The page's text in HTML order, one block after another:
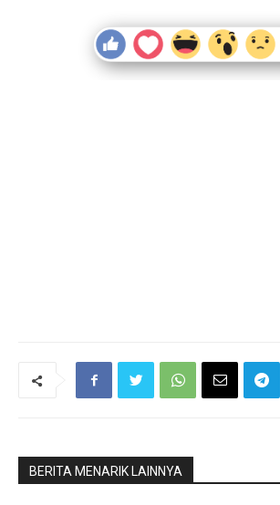
BERITA MENARIK LAINNYA